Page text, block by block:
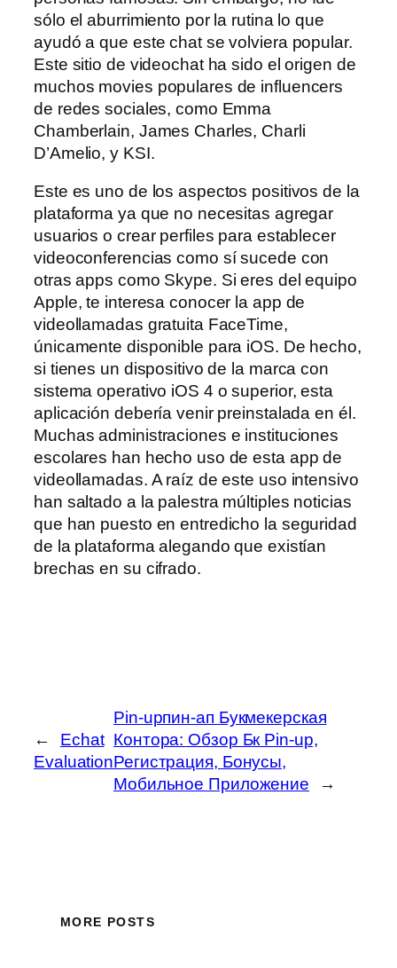
sólo el aburrimiento por la rutina lo que
ayudó a que este chat se volviera popular.
Este sitio de videochat ha sido el origen de
muchos movies populares de influencers
de redes sociales, como Emma
Chamberlain, James Charles, Charli
D’Amelio, y KSI.
Este es uno de los aspectos positivos de la
plataforma ya que no necesitas agregar
usuarios o crear perfiles para establecer
videoconferencias como sí sucede con
otras apps como Skype. Si eres del equipo
Apple, te interesa conocer la app de
videollamadas gratuita FaceTime,
únicamente disponible para iOS. De hecho,
si tienes un dispositivo de la marca con
sistema operativo iOS 4 o superior, esta
aplicación debería venir preinstalada en él.
Muchas administraciones e instituciones
escolares han hecho uso de esta app de
videollamadas. A raíz de este uso intensivo
han saltado a la palestra múltiples noticias
que han puesto en entredicho la seguridad
de la plataforma alegando que existían
brechas en su cifrado.
←
Echat
Evaluation
Pin-upпин-ап Букмекерская
Контора: Обзор Бк Pin-up,
Регистрация, Бонусы,
Мобильное Приложение
→
MORE POSTS